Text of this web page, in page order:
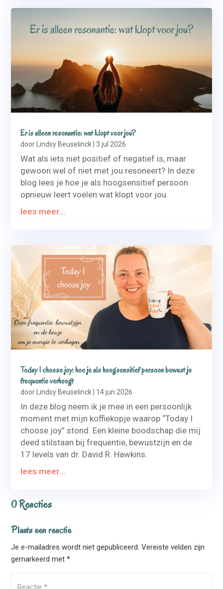
Er is alleen resonantie: wat klopt voor jou?
door Lindsy Beuselinck 3 jul 2026
Wat als iets niet positief of negatief is, maar
gewoon wel of niet met jou resoneert? In deze
blog lees je hoe je als hoogsensitief persoon
opnieuw leert voelen wat klopt voor jou.
lees meer...
Today I choose joy: hoe je als hoogsensitief persoon bewust je
frequentie verhoogt
door Lindsy Beuselinck 14 jun 2026
In deze blog neem ik je mee in een persoonlijk
moment met mijn koffiekopje waarop “Today I
choose joy” stond. Een kleine boodschap die mij
deed stilstaan bij frequentie, bewustzijn en de
17 levels van dr. David R. Hawkins.
lees meer...
0 Reacties
Plaats een reactie
Je e-mailadres wordt niet gepubliceerd. Vereiste velden zijn
gemarkeerd met*